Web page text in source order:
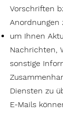
Vorschriften
Anordnungen
um Ihnen
Nachrichten,
sonstige
Diensten zu
E-Mails